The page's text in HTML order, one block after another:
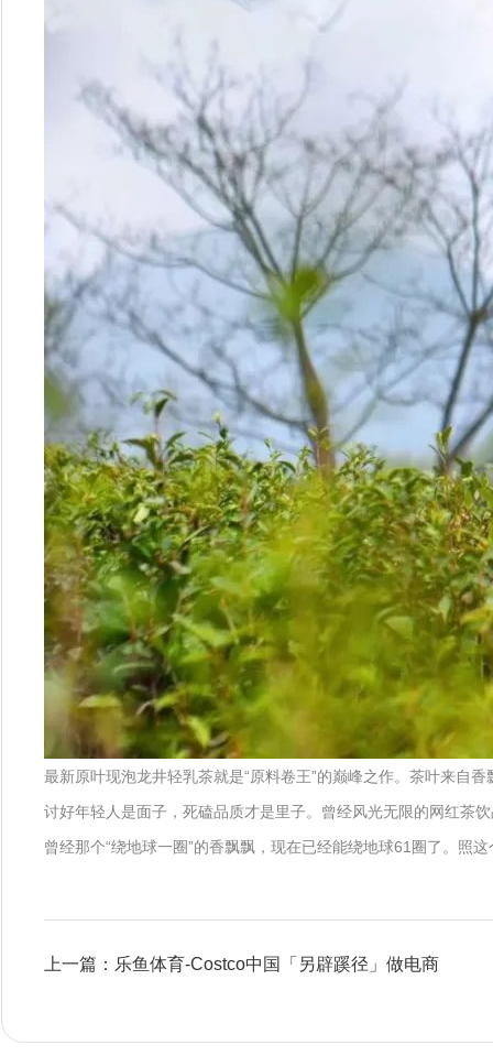
最新原叶现泡龙井轻乳茶就是“原料卷王”的巅峰之作。茶叶来自
讨好年轻人是面子，死磕品质才是里子。曾经风光无限的网红茶
曾经那个“绕地球一圈”的香飘飘，现在已经能绕地球61圈了。照
上一篇：乐鱼体育-Costco中国「另辟蹊径」做电商